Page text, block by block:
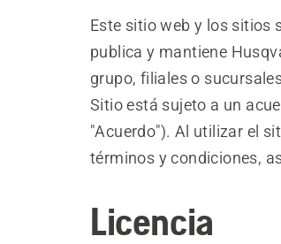
Este sitio web y los sitios
publica y mantiene
grupo, filiales o
Sitio está sujeto a un
"Acuerdo"). Al utilizar el
términos y condiciones,
Licencia